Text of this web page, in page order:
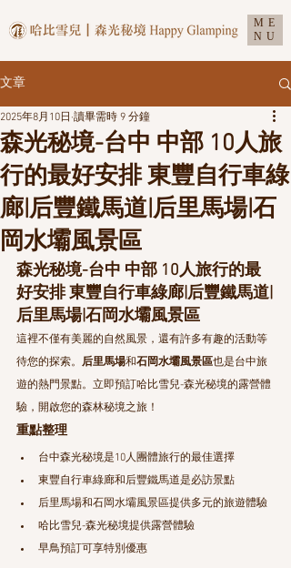
ME
NU
文章
森光秘境-台中 中部 10人旅
行的最好安排 東豐自行車綠
廊|后豐鐵馬道|后里馬場|石
岡水壩風景區
2025年8月10日 讀畢需時 9 分鐘
森光秘境-台中 中部 10人旅行的最
好安排 東豐自行車綠廊|后豐鐵馬道|
后里馬場|石岡水壩風景區
這裡不僅有美麗的自然風景，還有許多有趣的活動等
待您的探索。 后里馬場和石岡水壩風景區也是台中旅
遊的熱門景點。立即預訂哈比雪兒-森光秘境的露營體
驗，開啟您的森林秘境之旅！
重點整理
台中森光秘境是10人團體旅行的最佳選擇
東豐自行車綠廊和后豐鐵馬道是必訪景點
后里馬場和石岡水壩風景區提供多元的旅遊體驗
哈比雪兒-森光秘境提供露營體驗
早鳥預訂可享特別優惠